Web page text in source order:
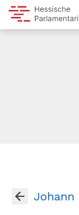
Johann